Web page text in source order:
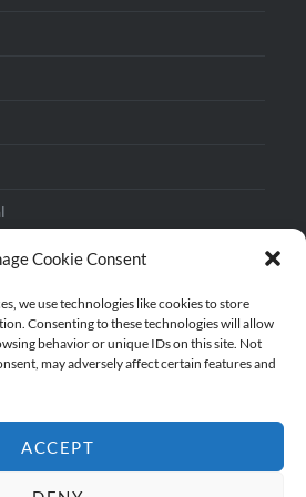
Cookie Consent
we use technologies like cookies to store
Consenting to these technologies will allow
behavior or unique IDs on this site. Not
may adversely affect certain features and
ACCEPT